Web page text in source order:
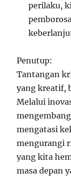
perilaku,
Penutup:
Tantangan
yang kreatif,
Melalui
mengatasi
mengurangi
yang kita
masa depan